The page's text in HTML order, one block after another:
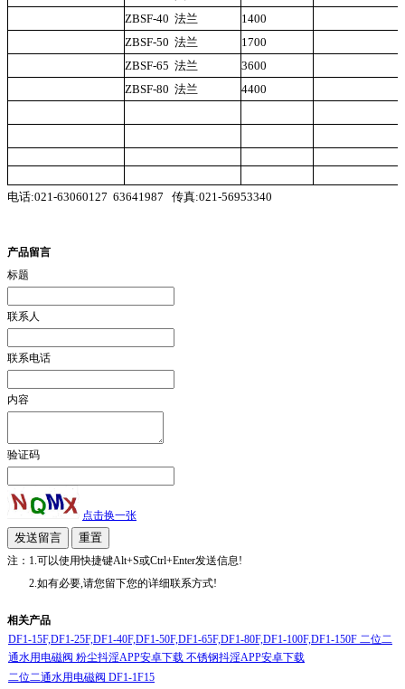
ZBSF-40 法兰
1400
ZBSF-50 法兰
1700
ZBSF-65 法兰
3600
ZBSF-80 法兰 4400
电话:021-63060127 63641987 传真:021-56953340
产品留言
标题
联系人
联系电话
内容
验证码
点击换一张
注：1.可以使用快捷键Alt+S或Ctrl+Enter发送信息!
2.如有必要,请您留下您的详细联系方式!
相关产品
DF1-15F,DF1-25F,DF1-40F,DF1-50F,DF1-65F,DF1-80F,DF1-100F,DF1-150F 二位二
通水用电磁阀 粉尘抖淫APP安卓下载 不锈钢抖淫APP安卓下载
二位二通水用电磁阀 DF1-1F15